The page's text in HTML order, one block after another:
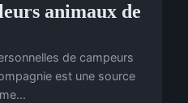
animaux de
de campeurs
est une source